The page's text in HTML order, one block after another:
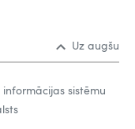
Uz augšu
sistēmu